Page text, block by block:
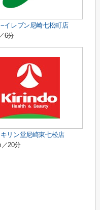
イレブン尼崎七松町店
6分
リン堂尼崎東七松店
20分